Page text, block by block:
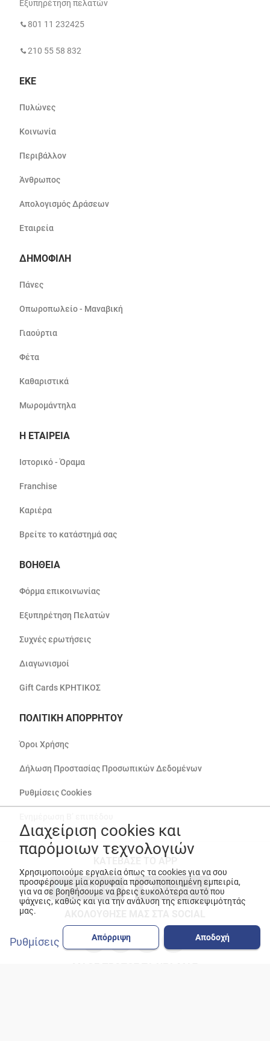
Εξυπηρέτηση πελατών
801 11 232425
210 55 58 832
ΕΚΕ
Πυλώνες
Κοινωνία
Περιβάλλον
Άνθρωπος
Απολογισμός Δράσεων
Εταιρεία
ΔΗΜΟΦΙΛΗ
Πάνες
Οπωροπωλείο - Μαναβική
Γιαούρτια
Φέτα
Καθαριστικά
Μωρομάντηλα
Η ΕΤΑΙΡΕΙΑ
Ιστορικό - Όραμα
Franchise
Καριέρα
Βρείτε το κατάστημά σας
ΒΟΗΘΕΙΑ
Φόρμα επικοινωνίας
Εξυπηρέτηση Πελατών
Συχνές ερωτήσεις
Διαγωνισμοί
Gift Cards ΚΡΗΤΙΚΟΣ
ΠΟΛΙΤΙΚΗ ΑΠΟΡΡΗΤΟΥ
Όροι Χρήσης
Δήλωση Προστασίας Προσωπικών Δεδομένων
Ρυθμίσεις Cookies
ΚΑΤΕΒΑΣΕ ΤΟ APP
Διαχείριση cookies και
παρόμοιων τεχνολογιών
Χρησιμοποιούμε εργαλεία όπως τα cookies για να σου
προσφέρουμε μία κορυφαία προσωποποιημένη εμπειρία,
για να σε βοηθήσουμε να βρεις ευκολότερα αυτό που
ψάχνεις, καθώς και για την ανάλυση της επισκεψιμότητάς
μας.
Ρυθμίσεις Απόρριψη Αποδοχή